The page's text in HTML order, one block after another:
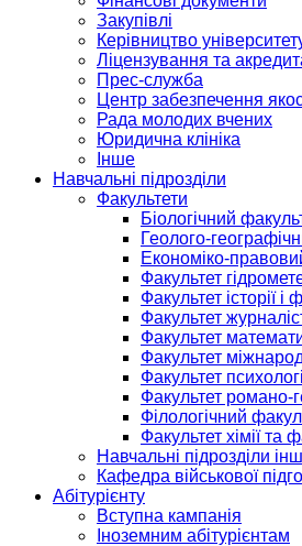
Закупівлі
Керівництво
Ліцензування та
Прес-служба
Центр забезпечення
Рада молодих вчених
Юридична клініка
Інше
Навчальні підрозділи
Факультети
Біологічний
Геолого-
Економіко-
Факультет
Факультет історії і
Факультет
Факультет
Факультет
Факультет
Факультет романо-
Філологічний
Факультет хімії та
Навчальні підрозділи
Кафедра військової
Абітурієнту
Вступна кампанія
Іноземним абітурієнтам